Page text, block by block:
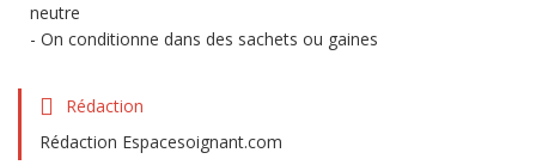
neutre
On conditionne dans des sachets ou gaines
Rédaction
Rédaction Espacesoignant.com